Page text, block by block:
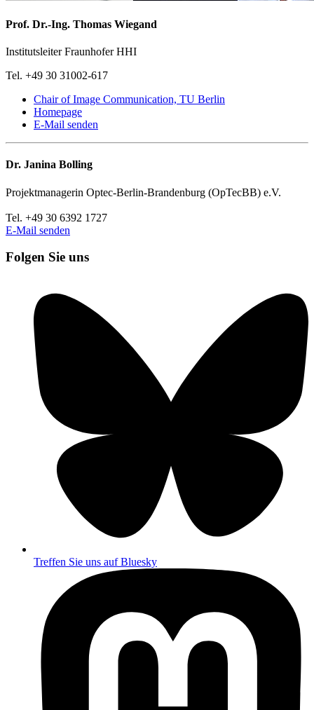
Prof. Dr.-Ing. Thomas Wiegand
Institutsleiter Fraunhofer HHI
Tel. +49 30 31002-617
Chair of Image Communication, TU Berlin
Homepage
E-Mail senden
Dr. Janina Bolling
Projektmanagerin Optec-Berlin-Brandenburg (OpTecBB) e.V.
Tel. +49 30 6392 1727
E-Mail senden
Folgen Sie uns
Treffen Sie uns auf Bluesky